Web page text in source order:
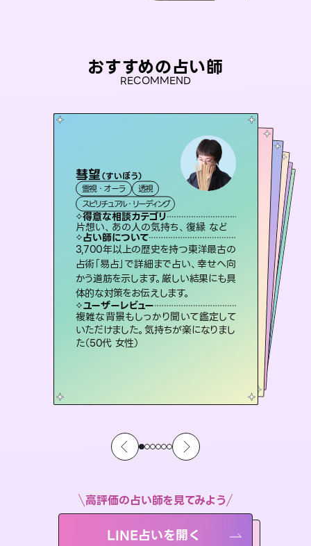
おすすめの占い師
RECOMMEND
彗望（すいぼう）
霊視・オーラ
透視
スピリチュアル・リーディング
得意な相談カテゴリ
片想い、あの人の気持ち、復縁 など
占い師について
3,700年以上の歴史を持つ東洋最古の
占術「易占」で詳細まで占い、幸せへ向
かう道筋を示します。厳しい結果にも具
体的な対策をお伝えします。
ユーザーレビュー
複雑な背景もしっかり聞いて鑑定して
いただけました。気持ちが楽になりまし
た（50代 女性）
桃源珠羽（とうげんみう）
霊視・オーラ タロット
スピリチュアル・リーディング
得意な相談カテゴリ
片想い、あの人の気持ち、復縁 など
占い師について
恋愛のお悩みの中でも特に「曖昧な関
係」の相談を得意としており、友達以上
恋人未満なお相手との今後や本音を丁
寧に読み解き恋愛成就へと導きます。
ユーザーレビュー
鑑定していただいてアドバイス通りに行
動すると仲が復活してきました。ありが
とうございました（40代 女性）
未来視師＊花
霊視・オーラ
スピリチュアル・リーディング
得意な相談カテゴリ
出逢い、片想い、復縁 など
占い師について
未来には何パターンもの選択肢があり
ます。不安で視えにくくなっているあな
たの素敵な未来を見つけ、その未来を
選択できるようアドバイスします。
ユーザーレビュー
職場の人の性質や人間関係、本心など
本当によく視えていてびっくり。対策が
打てて前向きになれます（40代）
おう 霊感オラクル
霊視・オーラ
オラクルカード
得意な相談カテゴリ
恋愛総合、あの人の気持ち など
占い師について
霊視×オラクルカードを使って「今」と「未来」そして「気になるあの人の気持ち」まで丁寧に読み解き、恋や人生のヒントを優しく引き出します。
ユーザーレビュー
不安な気持ちが嘘みたいに晴れまし
た…！よく視えていらっしゃるんだなと
感じました（40代 女性）
アイリス -iris-
西洋占星術
ルーン
得意な相談カテゴリ
恋愛総合、片想い、二人の未来 など
占い師について
復縁、恋愛、不倫の行方、同性愛や片
思い、仕事関係や借金問題まで知りた
いことや心の負担になっていることを
紐解き、背中をそっと押して導きます。
ユーザーレビュー
安心感のあり、言い切ってくれる所や濁
さない鑑定のおかげで、毎回自分の気
持ちを整えられます（30代 男性）
セラピスト理恵
霊視・オーラ タロット
スピリチュアル・リーディング
得意な相談カテゴリ
片想い、二人の未来、年の差 など
占い師について
連絡再開、復縁、成就などの報告実績
多数。セラピストとして2万超の施術経
験があるからこそできる鑑定で、より良
い未来をサポートします。
ユーザーレビュー
とても心温まる鑑定でした。しかもこち
らは何も言っていないのに視えていらっ
しゃるんだなと驚きです（30代女性）
高評価の占い師を見てみよう
LINE占いを開く